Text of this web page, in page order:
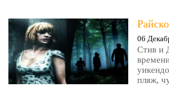
06
Стив и
пляж,